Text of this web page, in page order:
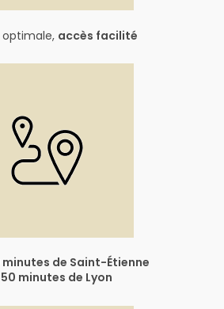
accès facilité
minutes de Saint-Étienne
50 minutes de Lyon